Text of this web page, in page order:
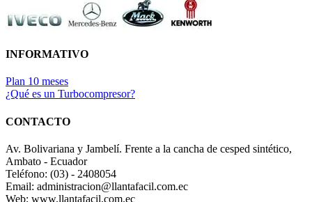
INFORMATIVO
Plan 10 meses
¿Qué es un Turbocompresor?
CONTACTO
Av. Bolivariana y Jambelí. Frente a la cancha de cesped sintético,
Ambato - Ecuador
Teléfono: (03) - 2408054
Email: administracion@llantafacil.com.ec
Web: www.llantafacil.com.ec